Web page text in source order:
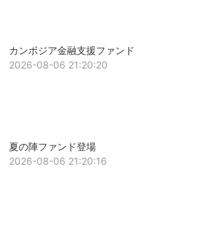
カンボジア金融支援ファンド
2026-08-06 21:20:20
夏の陣ファンド登場
2026-08-06 21:20:16